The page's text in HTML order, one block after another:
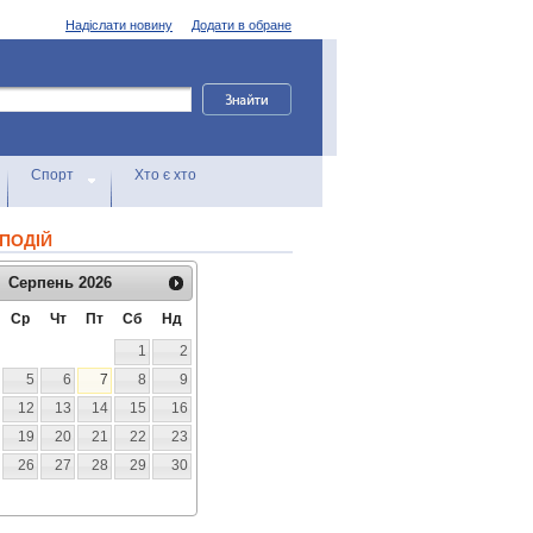
Додати в обране
Надіслати новину
Спорт Хто є хто
Серпень 2026
Ср Чт Пт Сб
Нд
1
2
5 6 7 8
9
12 13 14 15
16
19 20 21 22
23
26 27 28 29
30